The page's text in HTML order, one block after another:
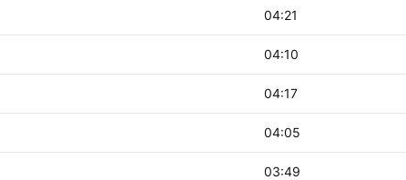
04:21
04:10
04:17
04:05
03:49